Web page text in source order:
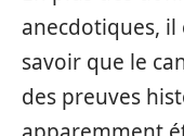
anecdotiques,
savoir que le
des preuves